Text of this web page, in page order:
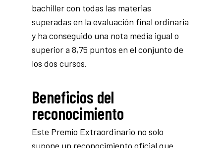
bachiller con todas las materias
superadas en la evaluación final ordinaria
y ha conseguido una nota media igual o
superior a 8,75 puntos en el conjunto de
los dos cursos.
Beneficios del
reconocimiento
Este Premio Extraordinario no solo
supone un reconocimiento oficial que